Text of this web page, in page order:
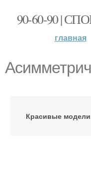
90-60-90 |
главная
Красивые модели